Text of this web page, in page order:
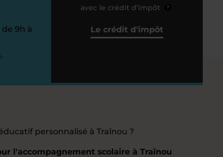
9h à
avec le crédit d’impôt ?
Le crédit d'impôt
personnalisé à Traînou ?
l'accompagnement scolaire à Traînou